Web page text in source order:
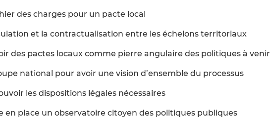
des charges pour un pacte local
et la contractualisation entre les échelons territoriaux
des pactes locaux comme pierre angulaire des politiques à venir
national pour avoir une vision d’ensemble du processus
les dispositions légales nécessaires
en place un observatoire citoyen des politiques publiques